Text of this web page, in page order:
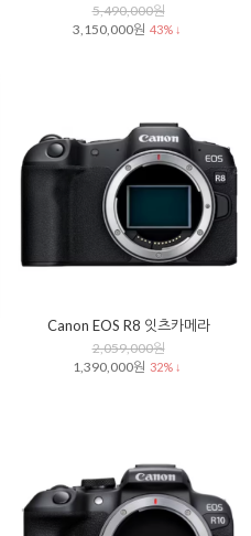
5,490,000원
3,150,000원 43% ↓
Canon EOS R8 잇츠카메라
2,059,000원
1,390,000원 32% ↓